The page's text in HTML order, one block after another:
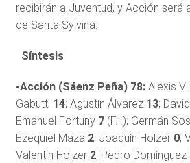
recibirán a Juventud, y Acción será
de Santa Sylvina.
Síntesis
-Acción (Sáenz Peña) 78:Alexis
Gabutti 14; Agustín Álvarez 13;
Emanuel Fortuny 7(F.I.); Germán
Ezequiel Maza 2; Joaquín Holzer 0;
Valentín Holzer 2; Pedro Domínguez